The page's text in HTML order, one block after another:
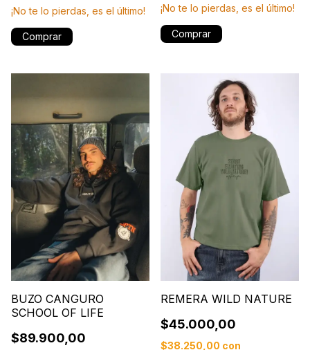
¡No te lo pierdas, es el último!
Comprar
¡No te lo pierdas, es el último!
Comprar
BUZO CANGURO
SCHOOL OF LIFE
$89.900,00
REMERA WILD NATURE
$45.000,00
$38.250,00 con